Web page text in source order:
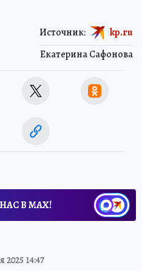
Екатерина Сафонова
Источник: kp.ru
В МАХ!
2025 14:47